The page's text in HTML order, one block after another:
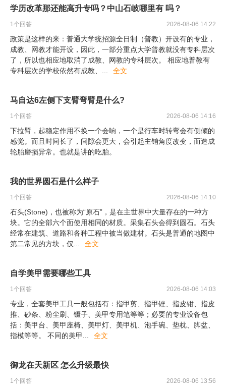
学历改革那还能高升专吗？中山石岐哪里有 吗？
1个回答 2026-08-06 14:22
政策是这样的来：普通大学统招源全日制（普教）开设有的专业，
成教、网教才能开设，因此，一部分重点大学普教就没有专科层次
了，所以也相应地取消了成教、网教的专科层次。 相应地普教有
专科层次的学校依然有成教、
全文
马自达6左侧下支臂弯臂是什么?
1个回答 2026-08-06 14:16
下拉臂，起稳定作用不换一个会响，一个是行车时转弯会有侧倾的
感觉。而且时间长了，间隙会更大，会引起主销角度改变，而造成
轮胎磨损异常。也就是讲的吃胎。
我的世界圆石是什么样子
1个回答 2026-08-06 14:10
石头(Stone)，也被称为“原石”，是在主世界中大量存在的一种方
块。它的全部六个面使用相同的材质。采集石头会得到圆石。石头
经常在建筑、道路和各种工程中被当做建材。石头是普通的地图中
第二常见的方块，仅
全文
自学美甲需要哪些工具
1个回答 2026-08-06 14:03
专业，全套美甲工具一般包括有：指甲剪、指甲锉、指皮钳、指皮
推、砂条、粉尘刷、镊子、美甲专用笔等等；必要的专业设备包
括：美甲台、美甲座椅、美甲灯、美甲机、泡手碗、垫枕、脚盆、
指模等等。 不同的美甲
全文
御龙在天新区 怎么升级最快
1个回答 2026-08-06 13:56